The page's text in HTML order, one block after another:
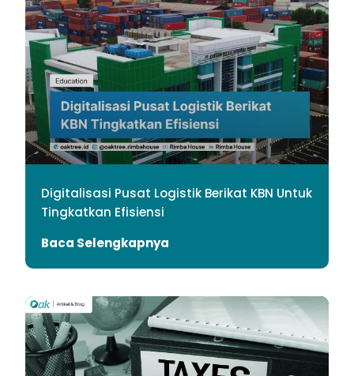
Digitalisasi Pusat Logistik Berikat KBN Untuk
Tingkatkan Efisiensi
Baca Selengkapnya